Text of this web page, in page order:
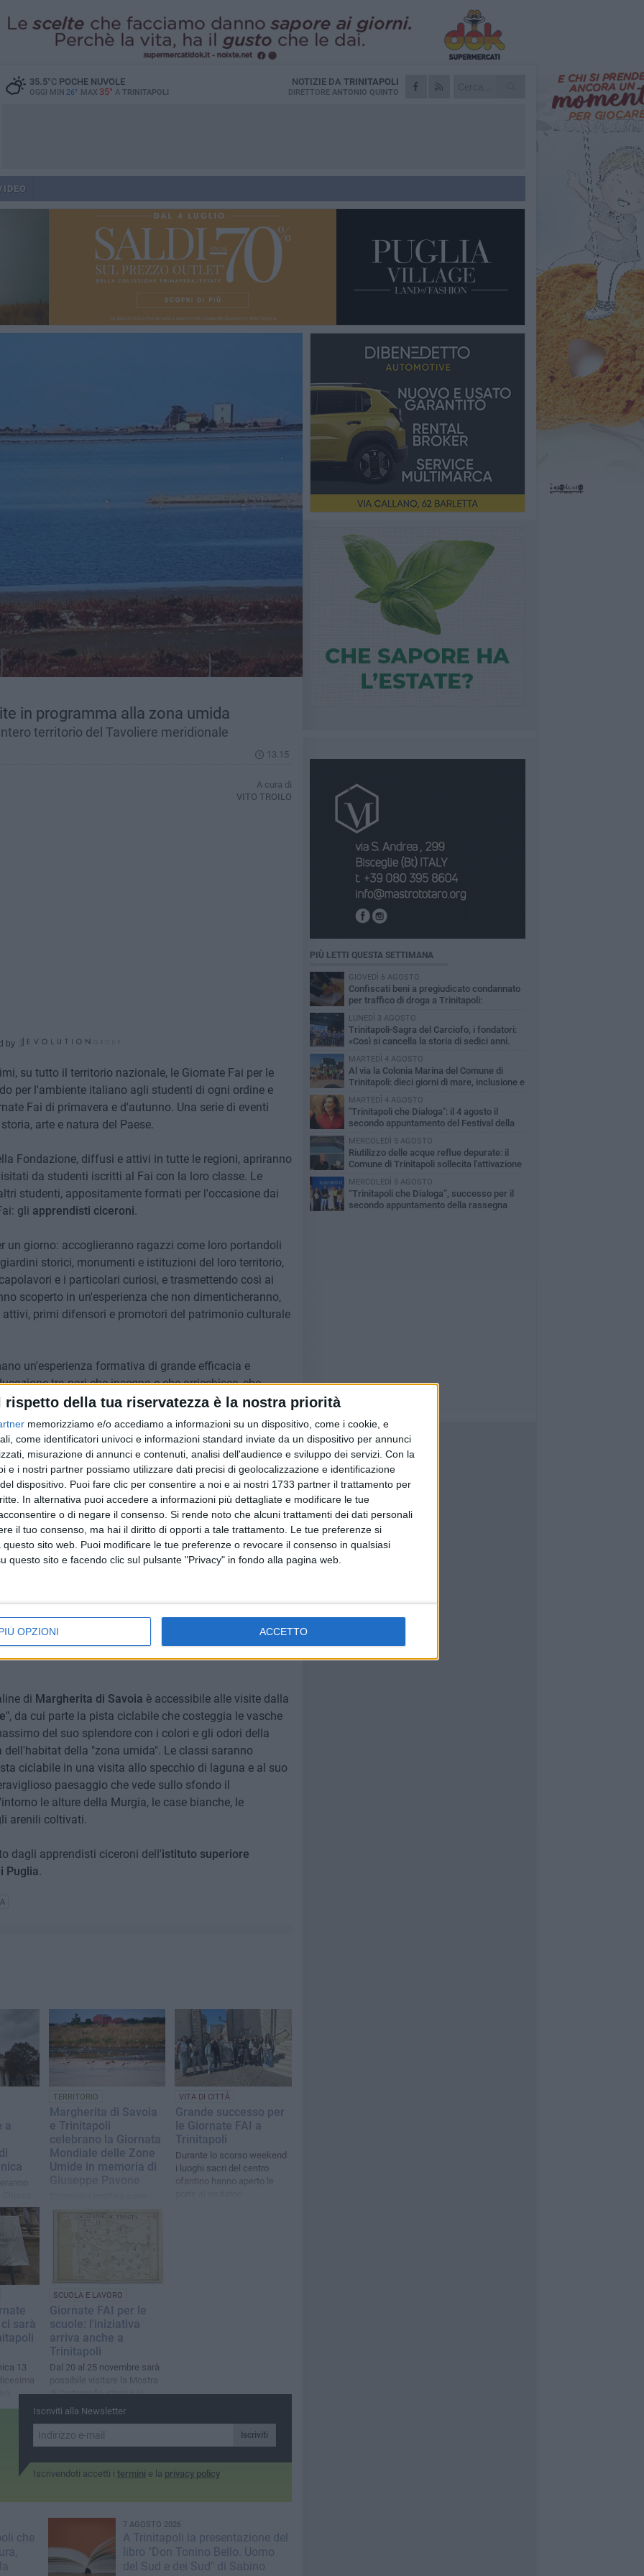
rispetto della tua riservatezza è la nostra priorità
memorizziamo e/o accediamo a informazioni su un dispositivo, come i cookie, e
come identificatori univoci e informazioni standard inviate da un dispositivo per annunci
misurazione di annunci e contenuti, analisi dell'audience e sviluppo dei servizi. Con la
e i nostri partner possiamo utilizzare dati precisi di geolocalizzazione e identificazione
dispositivo. Puoi fare clic per consentire a noi e ai nostri 1733 partner il trattamento per
In alternativa puoi accedere a informazioni più dettagliate e modificare le tue
o di negare il consenso. Si rende noto che alcuni trattamenti dei dati personali
il tuo consenso, ma hai il diritto di opporti a tale trattamento. Le tue preferenze si
sito web. Puoi modificare le tue preferenze o revocare il consenso in qualsiasi
questo sito e facendo clic sul pulsante "Privacy" in fondo alla pagina web.
OPZIONI ACCETTO
35.5°CPOCHE NUVOLE
OGGI MIN 26° MAX 35° A TRINITAPOLI
NOTIZIE DA TRINITAPOLI
DIRETTORE ANTONIO QUINTO
in programma alla zona umida
territorio del Tavoliere meridionale
13.15
A cura di
VITO TROILO
by
su tutto il territorio nazionale, le Giornate Fai per le
per l'ambiente italiano agli studenti di ogni ordine e
Fai di primavera e d'autunno. Una serie di eventi
arte e natura del Paese.
Fondazione, diffusi e attivi in tutte le regioni, apriranno
da studenti iscritti al Fai con la loro classe. Le
studenti, appositamente formati per l'occasione dai
gli apprendisti ciceroni.
un giorno: accoglieranno ragazzi come loro portandoli
storici, monumenti e istituzioni del loro territorio,
e i particolari curiosi, e trasmettendo così ai
scoperto in un'esperienza che non dimenticheranno,
primi difensori e promotori del patrimonio culturale
un'esperienza formativa di grande efficacia e
tra pari che insegna e che arricchisce, che
protagonisti e che diffonde conoscenza e passione
di proteggere quel patrimonio per sempre e per
aperture speciali dedicate alla scoperta del
a cuore al Fai, che opera anche attraverso questa
paesaggio, che manca in Italia, laddove è per fortuna
tutela. Il paesaggio è lo scenario del nostro vivere
passate in cui si incarnano storia e natura del nostro
e apprezzare per contribuire nel presente e nel
trasformazione, necessaria per lo sviluppo
oggi si impone a fronte della crisi ambientale. Se il
generazioni passate, il paesaggio del futuro sarà il
e future, che in base a essa costruiranno il
di Margherita di Savoia è accessibile alle visite dalla
, da cui parte la pista ciclabile che costeggia le vasche
del suo splendore con i colori e gli odori della
della "zona umida". Le classi saranno
ciclabile in una visita allo specchio di laguna e al suo
paesaggio che vede sullo sfondo il
le alture della Murgia, le case bianche, le
arenili coltivati.
dagli apprendisti ciceroni dell'istituto superiore
Puglia.
a
TERRITORIO
Margherita di Savoia
e Trinitapoli
celebrano la Giornata
Mondiale delle Zone
Umide in memoria di
previste visite guidate al
Cea Casa di Ramsar e alla
Riserva Naturale della
VITA DI CITTÀ
Grande successo per
le Giornate FAI a
Trinitapoli
Durante lo scorso weekend
i luoghi sacri del centro
ofantino hanno aperto le
sarà
13
SCUOLA E LAVORO
Giornate FAI per le
scuole: l'iniziativa
arriva anche a
Trinitapoli
Dal 20 al 25 novembre sarà
possibile visitare la Mostra
di Cartografia storica al
Museo civico degli Ipogei
Iscriviti alla Newsletter
Iscriviti
Iscrivendoti accetti i termini e la privacy policy
che
7 AGOSTO 2026
A Trinitapoli la presentazione del
libro "Don Tonino Bello. Uomo
del Sud e dei Sud" di Sabino
PIÙ LETTI QUESTA SETTIMANA
GIOVEDÌ 6 AGOSTO
Confiscati beni a pregiudicato condannato
per traffico di droga a Trinitapoli:
sequestrati tre immobili
LUNEDÌ 3 AGOSTO
Trinitapoli-Sagra del Carciofo, i fondatori:
«Così si cancella la storia di sedici anni.
Senza il Comitato niente istituzionalizzazione»
MARTEDÌ 4 AGOSTO
Al via la Colonia Marina del Comune di
Trinitapoli: dieci giorni di mare, inclusione e
socialità per i più piccoli
MARTEDÌ 4 AGOSTO
"Trinitapoli che Dialoga": il 4 agosto il
secondo appuntamento del Festival della
Cultura tra libri, confronto e solidarietà
MERCOLEDÌ 5 AGOSTO
Riutilizzo delle acque reflue depurate: il
Comune di Trinitapoli sollecita l'attivazione
dell'impianto e delle procedure operative
MERCOLEDÌ 5 AGOSTO
“Trinitapoli che Dialoga”, successo per il
secondo appuntamento della rassegna